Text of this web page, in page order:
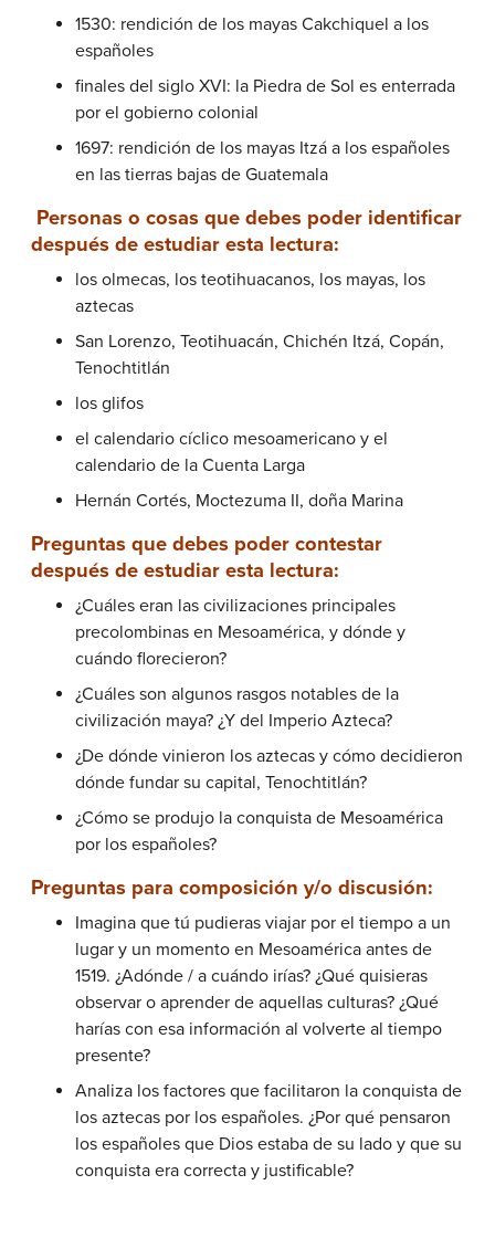
1530: rendición de los mayas Cakchiquel a los
españoles
finales del siglo XVI: la Piedra de Sol es enterrada
por el gobierno colonial
1697: rendición de los mayas Itzá a los españoles
en las tierras bajas de Guatemala
Personas o cosas que debes poder identificar
después de estudiar esta lectura:
los olmecas, los teotihuacanos, los mayas, los
aztecas
San Lorenzo, Teotihuacán, Chichén Itzá, Copán,
Tenochtitlán
los glifos
el calendario cíclico mesoamericano y el
calendario de la Cuenta Larga
Hernán Cortés, Moctezuma II, doña Marina
Preguntas que debes poder contestar
después de estudiar esta lectura:
¿Cuáles eran las civilizaciones principales
precolombinas en Mesoamérica, y dónde y
cuándo florecieron?
¿Cuáles son algunos rasgos notables de la
civilización maya? ¿Y del Imperio Azteca?
¿De dónde vinieron los aztecas y cómo decidieron
dónde fundar su capital, Tenochtitlán?
¿Cómo se produjo la conquista de Mesoamérica
por los españoles?
Preguntas para composición y/o discusión:
Imagina que tú pudieras viajar por el tiempo a un
lugar y un momento en Mesoamérica antes de
1519. ¿Adónde / a cuándo irías? ¿Qué quisieras
observar o aprender de aquellas culturas? ¿Qué
harías con esa información al volverte al tiempo
presente?
Analiza los factores que facilitaron la conquista de
los aztecas por los españoles. ¿Por qué pensaron
los españoles que Dios estaba de su lado y que su
conquista era correcta y justificable?